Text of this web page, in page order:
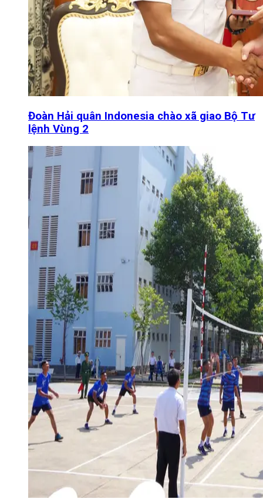
Đoàn Hải quân Indonesia chào xã giao Bộ Tư
lệnh Vùng 2